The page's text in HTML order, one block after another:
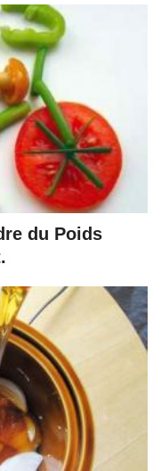
du Poids